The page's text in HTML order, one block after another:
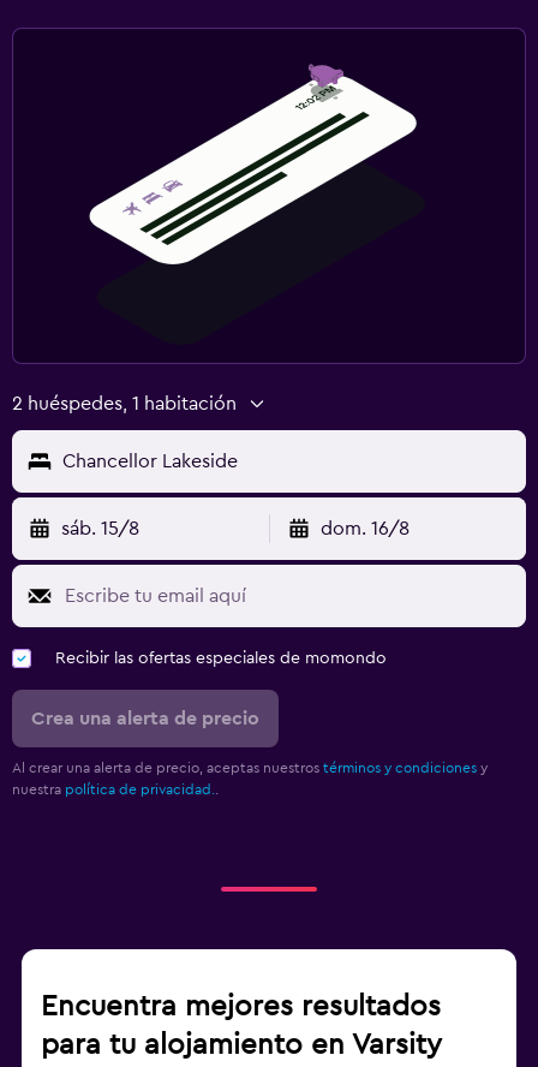
2 huéspedes, 1 habitación
Chancellor Lakeside
sáb. 15/8 dom. 16/8
Recibir las ofertas especiales de momondo
Crea una alerta de precio
Al crear una alerta de precio, aceptas nuestros términos y condiciones y
nuestra política de privacidad.
Encuentra mejores resultados
para tu alojamiento en Varsity